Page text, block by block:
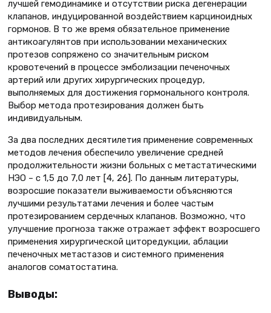
лучшей гемодинамике и отсутствии риска дегенерации
клапанов, индуцированной воздействием карциноидных
гормонов. В то же время обязательное применение
антикоагулянтов при использовании механических
протезов сопряжено со значительным риском
кровотечений в процессе эмболизации печеночных
артерий или других хирургических процедур,
выполняемых для достижения гормонального контроля.
Выбор метода протезирования должен быть
индивидуальным.
За два последних десятилетия применение современных
методов лечения обеспечило увеличение средней
продолжительности жизни больных с метастатическими
НЭО – с 1,5 до 7,0 лет [4, 26]. По данным литературы,
возросшие показатели выживаемости объясняются
лучшими результатами лечения и более частым
протезированием сердечных клапанов. Возможно, что
улучшение прогноза также отражает эффект возросшего
применения хирургической циторедукции, аблации
печеночных метастазов и системного применения
аналогов соматостатина.
Выводы: